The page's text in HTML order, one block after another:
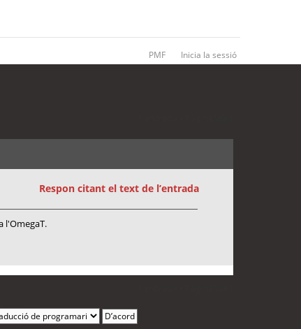
PMF Inicia la sessió
Respon citant el text de l’entrada
l'OmegaT.